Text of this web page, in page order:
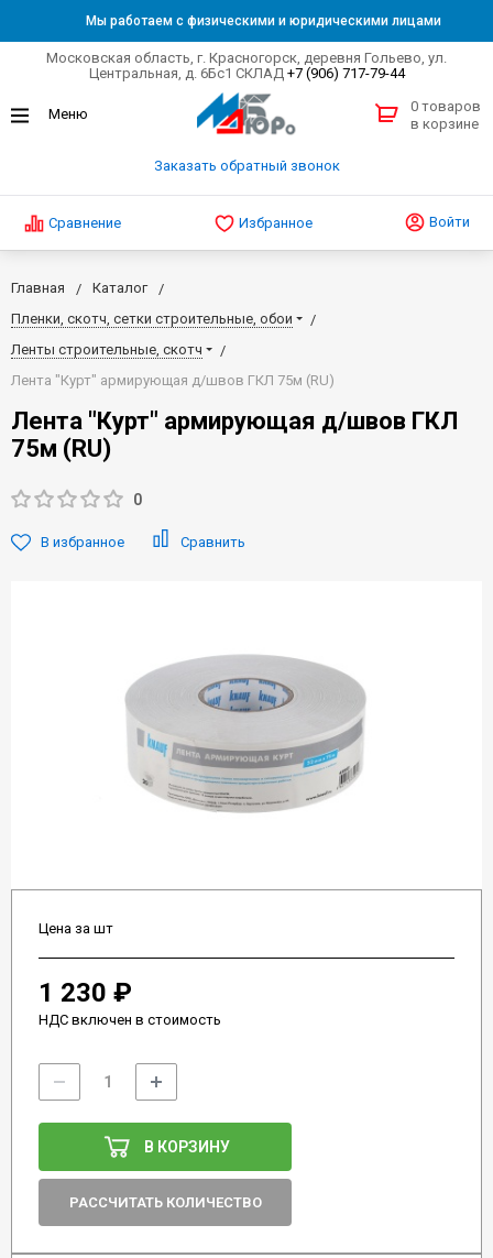
Мы работаем с физическими и юридическими лицами
Московская область, г. Красногорск, деревня Гольево, ул.
Центральная, д. 6Бс1 СКЛАД +7 (906) 717-79-44
Заказать обратный звонок
0 товаров
в корзине
Сравнение Избранное Войти
Главная
Каталог
Пленки, скотч, сетки строительные, обои
Ленты строительные, скотч
Лента "Курт" армирующая д/швов ГКЛ 75м (RU)
Лента "Курт" армирующая д/швов ГКЛ
75м (RU)
0
В избранное Сравнить
Цена за шт
1 230 ₽
НДС включен в стоимость
В КОРЗИНУ
РАССЧИТАТЬ КОЛИЧЕСТВО